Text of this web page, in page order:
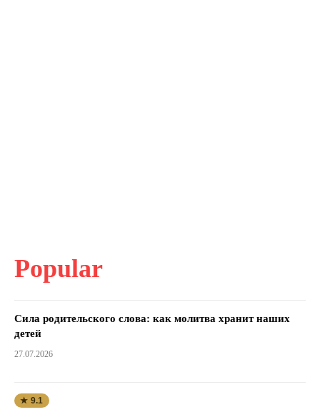
Popular
Сила родительского слова: как молитва хранит наших
детей
27.07.2026
★ 9.1